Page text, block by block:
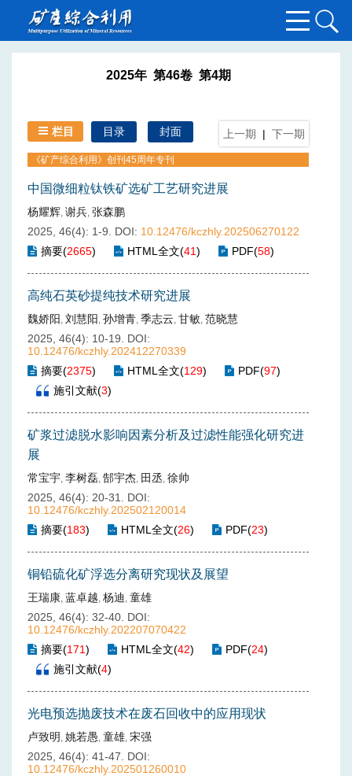
2025年 第46卷 第4期
栏目 目录 封面 上一期 | 下一期
《矿产综合利用》创刊45周年专刊
中国微细粒钛铁矿选矿工艺研究进展
杨耀辉, 谢兵, 张森鹏
2025, 46(4): 1-9.
DOI: 10.12476/kczhly.202506270122
摘要(2665) HTML全文(41) PDF(58)
高纯石英砂提纯技术研究进展
魏娇阳, 刘慧阳, 孙增青, 季志云, 甘敏, 范晓慧
2025, 46(4): 10-19.
DOI:
10.12476/kczhly.202412270339
摘要(2375) HTML全文(129) PDF(97)
施引文献(3)
矿浆过滤脱水影响因素分析及过滤性能强化研究进
展
常宝宇, 李树磊, 郜宇杰, 田丞, 徐帅
2025, 46(4): 20-31.
DOI:
10.12476/kczhly.202502120014
摘要(183) HTML全文(26) PDF(23)
铜铅硫化矿浮选分离研究现状及展望
王瑞康, 蓝卓越, 杨迪, 童雄
2025, 46(4): 32-40. DOI:
10.12476/kczhly.202207070422
摘要(171) HTML全文(42) PDF(24)
施引文献(4)
光电预选抛废技术在废石回收中的应用现状
卢致明 , 姚若愚, 童雄, 宋强
2025, 46(4): 41-47.
DOI:
10.12476/kczhly.202501260010